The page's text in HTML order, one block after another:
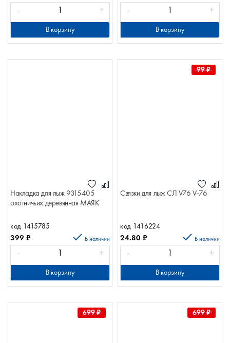
- +
В корзину
- +
В корзину
Накладка для лыж 9315405
охотничьих деревянная МАЯК
код 1415785
399 ₽ В наличии
- +
В корзину
99₽
Связки для лыж СЛ V76 V-76
код 1416224
24.80 ₽ В наличии
- +
В корзину
699₽ 699₽